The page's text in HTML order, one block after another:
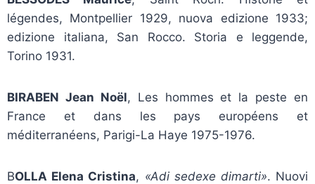
légendes, Montpellier 1929, nuova edizione 1933;
edizione italiana, San Rocco. Storia e leggende,
Torino 1931.
BIRABEN Jean Noël, Les hommes et la peste en
France et dans les pays européens et
méditerranéens, Parigi-La Haye 1975-1976.
BOLLA Elena Cristina, «Adi sedexe dimarti». Nuovi